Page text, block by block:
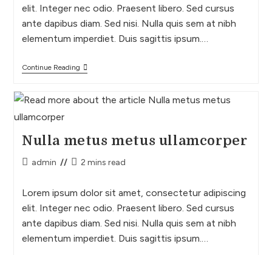
elit. Integer nec odio. Praesent libero. Sed cursus
ante dapibus diam. Sed nisi. Nulla quis sem at nibh
elementum imperdiet. Duis sagittis ipsum.…
Continue Reading
Nulla metus metus ullamcorper
admin 2 mins read
Lorem ipsum dolor sit amet, consectetur adipiscing
elit. Integer nec odio. Praesent libero. Sed cursus
ante dapibus diam. Sed nisi. Nulla quis sem at nibh
elementum imperdiet. Duis sagittis ipsum.…